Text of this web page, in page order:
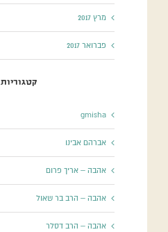
מרץ 2017
פברואר 2017
קטגוריות
gmisha
אברהם אבינו
אהבה – אריך פרום
אהבה – הרב בר שאול
אהבה – הרב דסלר